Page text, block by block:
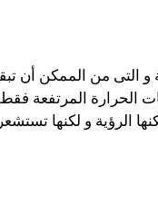
و التى من الممكن أن
الحرارة المرتفعة
الرؤية و لكنها